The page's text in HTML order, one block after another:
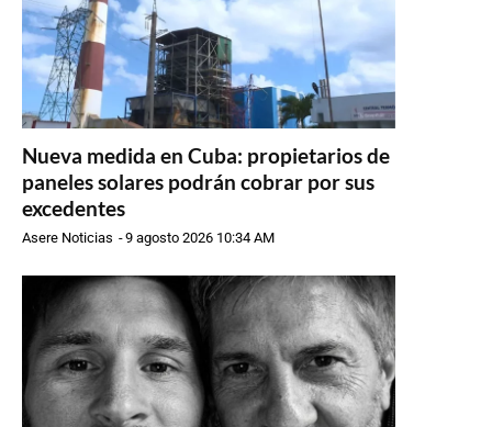
Nueva medida en Cuba: propietarios de
paneles solares podrán cobrar por sus
excedentes
Asere Noticias -9 agosto 2026 10:34 AM